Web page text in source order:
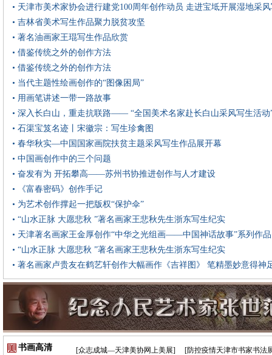
• 天津市美术家协会进行建党100周年创作动员 走进宝坻开展湿地采
• 吉林省美术写生作品聚力脱贫攻坚
• 著名油画家王琨写生作品欣赏
• 借鉴传统之外的创作方法
• 借鉴传统之外的创作方法
• 当代主题性绘画创作的“图像困局”
• 用画笔讲述一带一路故事
• 深入长白山，重走抗联路—— “全国美术名家赴长白山采风写生活动
• 石渠宝笈名迹丨宋徽宗：写生珍禽图
• 春华秋实—中国国家画院扶贫主题采风写生作品展开幕
• 中国画创作中的三个问题
• 奋发有为 开拓攀高——苏州书协推进创作与人才建设
• 《富春密码》创作手记
• 为艺术创作撑起一把版权“保护伞”
• “山水正脉 大愿悲秋 ”著名画家王悲秋先生浙东写生纪实
• 天津著名画家王金厚创作“中华之光组画——中国神话故事”系列作品
• “山水正脉 大愿悲秋 ”著名画家王悲秋先生浙东写生纪实
• 著名画家卢贵友在鹤艺轩创作大幅画作《吉祥图》 笔精墨妙意得神
书画高清 [众志成城—天津美协网上美展] [防控疫情天津市书家书法